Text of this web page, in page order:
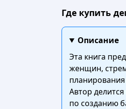
Где купить
Описание
Эта книга
женщин,
Автор
по созданию